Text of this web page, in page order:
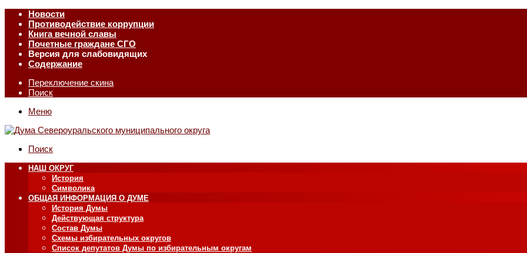
Новости
Противодействие коррупции
Книга вечной славы
Почетные граждане СГО
Версия для слабовидящих
Содержание
Переключение скина
Поиск
Меню
Поиск
НАШ ОКРУГ
История
Символика
ОБЩАЯ ИНФОРМАЦИЯ О ДУМЕ
История Думы
Действующая структура
Состав Думы
Схемы избирательных округов
Список депутатов Думы по избирательным округам